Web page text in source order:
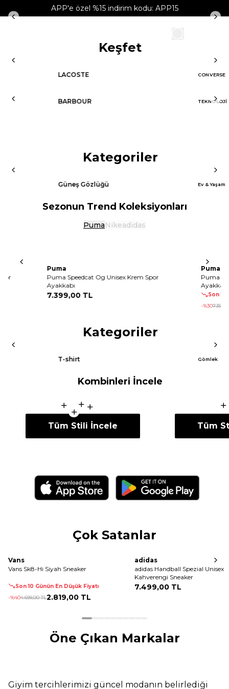
APP'e özel %15 indirim kodu: APP15
Keşfet
LACOSTE CONVERSE
BARBOUR TEKNOLOJİ
Kategoriler
Güneş Gözlüğü Ev & Yaşam
Sezonun Trend Koleksiyonları
PumaNikeadidas
Puma
Puma Speedcat Og Unisex Krem Spor
Ayakkabı
7.399,00 TL
Puma
Puma
Ayakkabı
Son 10
-%307.399
Kategoriler
T-shirt Gömlek
Kombinleri İncele
Tüm Stili İncele Tüm
Çok Satanlar
Vans
Vans Sk8-Hi Siyah Sneaker
Son 10 Günün En Düşük Fiyatı
-%404.699,00 TL2.819,00 TL
adidas
adidas Handball Spezial Unisex
Kahverengi Sneaker
7.499,00 TL
Öne Çıkan Markalar
Giyim tercihlerimizi güncel modanın belirlediği